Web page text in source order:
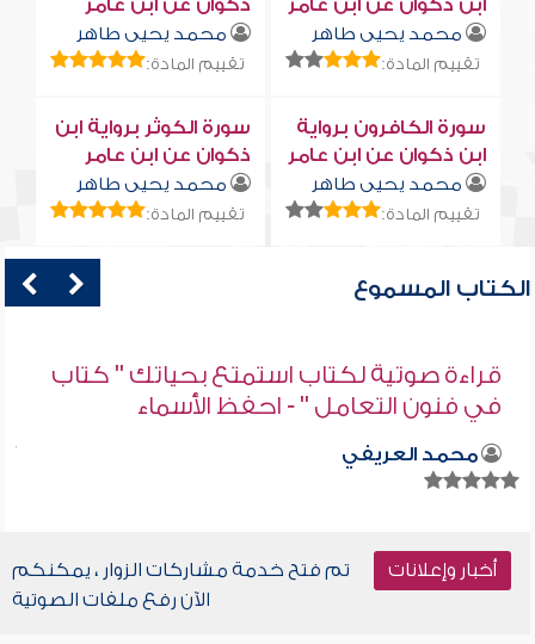
ابن ذكوان عن ابن عامر
محمد يحيى طاهر
تقييم المادة:
ذكوان عن ابن عامر
محمد يحيى طاهر
تقييم المادة:
سورة الكافرون برواية
ابن ذكوان عن ابن عامر
محمد يحيى طاهر
تقييم المادة:
سورة الكوثر برواية ابن
ذكوان عن ابن عامر
محمد يحيى طاهر
تقييم المادة:
الكتاب المسموع
قراءة صوتية لكتاب استمتع بحياتك " كتاب
في فنون التعامل " - احفظ الأسماء
محمد العريفي
أخبار وإعلانات
تم فتح خدمة مشاركات الزوار ، يمكنكم
الآن رفع ملفات الصوتية